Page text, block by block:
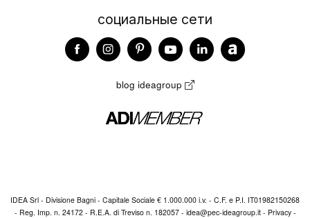
социальные сети
blog ideagroup
IDEA Srl - Divisione Bagni - Capitale Sociale € 1.000.000 i.v. - C.F. e P.I. IT01982150268
- Reg. Imp. n. 24172 - R.E.A. di Treviso n. 182057 - idea@pec-ideagroup.it- Privacy-